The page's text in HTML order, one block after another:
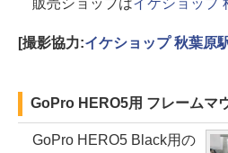
販売ショップはイケショップ
[撮影協力:イケショップ 秋葉原
GoPro HERO5用 フレームマ
GoPro HERO5 Black用の